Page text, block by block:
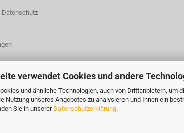
verwendet Cookies und andere
und ähnliche Technologien, auch von Drittanbietern, um
Nutzung unseres Angebotes zu analysieren und Ihnen ein
Sie in unserer Datenschutzerklärung.
Datenschutz